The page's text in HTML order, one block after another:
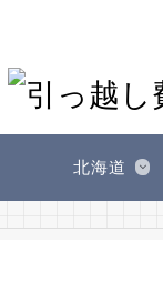
北海道